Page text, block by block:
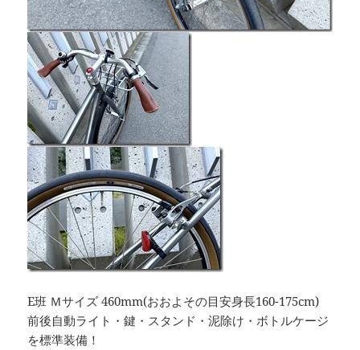
E班 Ｍサイズ 460mm(おおよその目安身長160-175cm)
前後自動ライト・鍵・スタンド・泥除け・ボトルケージ
を標準装備！